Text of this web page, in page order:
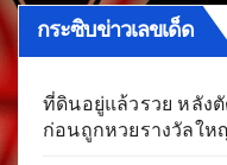
กระซิบข่าวเลขเด็ด
ที่ดินอยู่แล้วรวย หลัง
ก่อนถูกหวยรางวัลให